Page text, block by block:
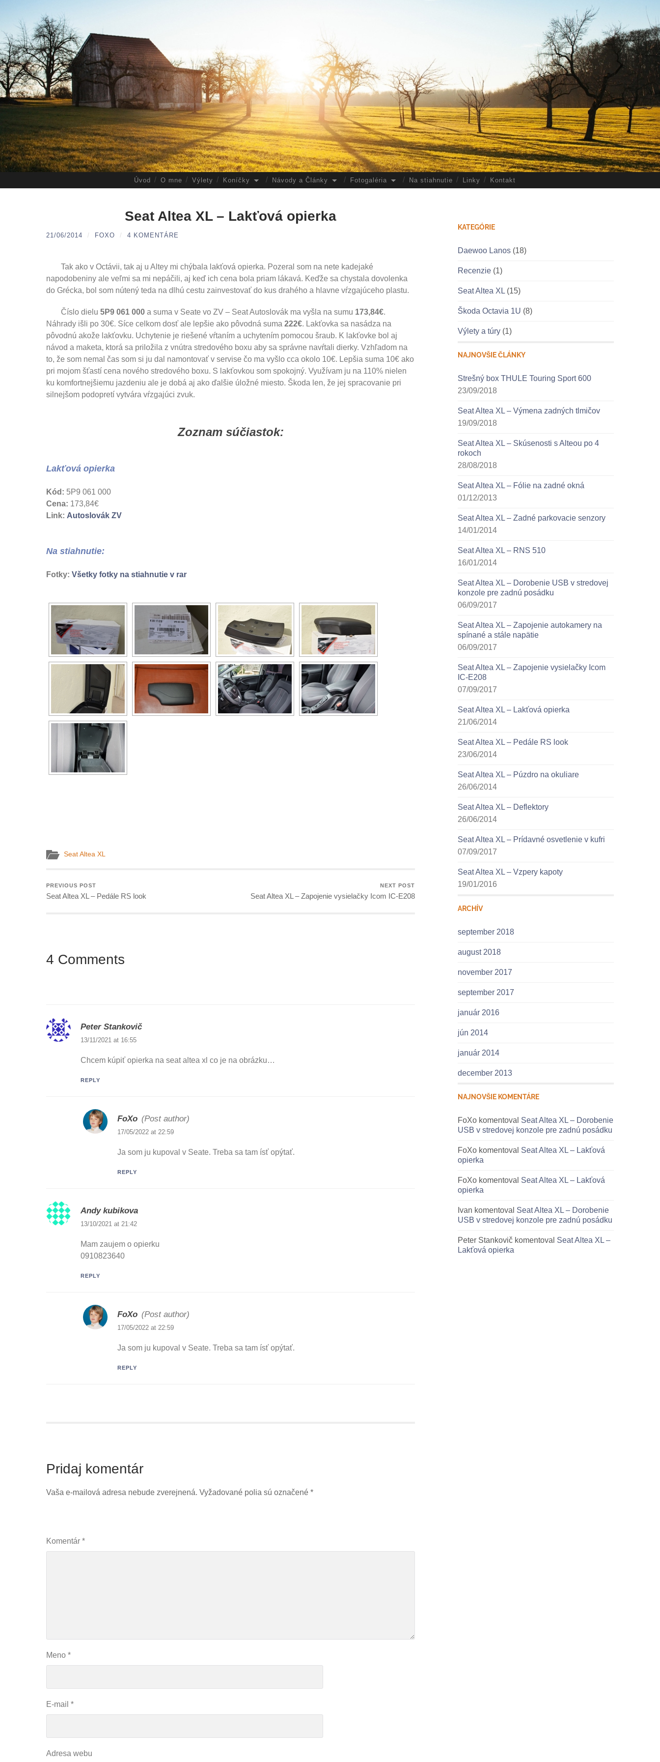
Úvod O mne Výlety Koníčky Návody a Články Fotogaléria Na stiahnutie Linky Kontakt
Seat Altea XL – Lakťová opierka
21/06/2014 / FOXO / 4 KOMENTÁRE
Tak ako v Octávii, tak aj u Altey mi chýbala lakťová opierka. Pozeral som na nete kadejaké
napodobeniny ale veľmi sa mi nepáčili, aj keď ich cena bola priam lákavá. Keďže sa chystala dovolenka
do Grécka, bol som nútený teda na dlhú cestu zainvestovať do kus drahého a hlavne vŕzgajúceho plastu.
Číslo dielu5P9 061 000 a suma v Seate vo ZV – Seat Autoslovák ma vyšla na sumu 173,84€.
Náhrady išli po 30€. Síce celkom dosť ale lepšie ako pôvodná suma222€. Lakťovka sa nasádza na
pôvodnú akože lakťovku. Uchytenie je riešené vŕtaním a uchytením pomocou šraub. K lakťovke bol aj
návod a maketa, ktorá sa priložila z vnútra stredového boxu aby sa správne navŕtali dierky. Vzhľadom na
to, že som nemal čas som si ju dal namontovať v servise čo ma vyšlo cca okolo 10€. Lepšia suma 10€ ako
pri mojom šťastí cena nového stredového boxu. S lakťovkou som spokojný. Využívam ju na 110% nielen
ku komfortnejšiemu jazdeniu ale je dobá aj ako ďalšie úložné miesto. Škoda len, že jej spracovanie pri
silnejšom podopretí vytvára vŕzgajúci zvuk.
Zoznam súčiastok:
Lakťová opierka
Kód: 5P9 061 000
Cena: 173,84€
Link: Autoslovák ZV
Na stiahnutie:
Fotky: Všetky fotky na stiahnutie v rar
Seat Altea XL
PREVIOUS POST
Seat Altea XL – Pedále RS look
NEXT POST
Seat Altea XL – Zapojenie vysielačky Icom IC-E208
4 Comments
Peter Stankovič
13/11/2021 at 16:55
Chcem kúpiť opierka na seat altea xl co je na obrázku…
REPLY
FoXo (Post author)
17/05/2022 at 22:59
Ja som ju kupoval v Seate. Treba sa tam ísť opýtať.
REPLY
Andy kubikova
13/10/2021 at 21:42
Mam zaujem o opierku
0910823640
REPLY
FoXo (Post author)
17/05/2022 at 22:59
Ja som ju kupoval v Seate. Treba sa tam ísť opýtať.
REPLY
Pridaj komentár
Vaša e-mailová adresa nebude zverejnená. Vyžadované polia sú označené*
Komentár*
Meno*
E-mail*
Adresa webu
KATEGÓRIE
Daewoo Lanos (18)
Recenzie (1)
Seat Altea XL (15)
Škoda Octavia 1U (8)
Výlety a túry (1)
NAJNOVŠIE ČLÁNKY
Strešný box THULE Touring Sport 600
23/09/2018
Seat Altea XL – Výmena zadných tlmičov
19/09/2018
Seat Altea XL – Skúsenosti s Alteou po 4
rokoch
28/08/2018
Seat Altea XL – Fólie na zadné okná
01/12/2013
Seat Altea XL – Zadné parkovacie senzory
14/01/2014
Seat Altea XL – RNS 510
16/01/2014
Seat Altea XL – Dorobenie USB v stredovej
konzole pre zadnú posádku
06/09/2017
Seat Altea XL – Zapojenie autokamery na
spínané a stále napätie
06/09/2017
Seat Altea XL – Zapojenie vysielačky Icom
IC-E208
07/09/2017
Seat Altea XL – Lakťová opierka
21/06/2014
Seat Altea XL – Pedále RS look
23/06/2014
Seat Altea XL – Púzdro na okuliare
26/06/2014
Seat Altea XL – Deflektory
26/06/2014
Seat Altea XL – Prídavné osvetlenie v kufri
07/09/2017
Seat Altea XL – Vzpery kapoty
19/01/2016
ARCHÍV
september 2018
august 2018
november 2017
september 2017
január 2016
jún 2014
január 2014
december 2013
NAJNOVŠIE KOMENTÁRE
FoXo komentoval Seat Altea XL – Dorobenie
USB v stredovej konzole pre zadnú posádku
FoXo komentoval Seat Altea XL – Lakťová
opierka
FoXo komentoval Seat Altea XL – Lakťová
opierka
Ivan komentoval Seat Altea XL – Dorobenie
USB v stredovej konzole pre zadnú posádku
Peter Stankovič komentoval Seat Altea XL –
Lakťová opierka